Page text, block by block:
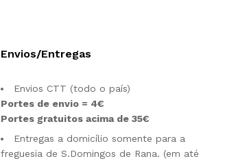
Envios/Entregas
Envios CTT (todo o país)
Portes de envio = 4€
Portes gratuitos acima de 35€
Entregas a domicílio somente para a
freguesia de S.Domingos de Rana. (em até